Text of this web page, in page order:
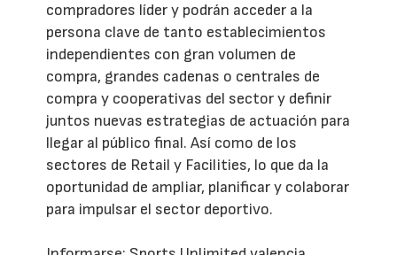
compradores líder y podrán acceder a la
persona clave de tanto establecimientos
independientes con gran volumen de
compra, grandes cadenas o centrales de
compra y cooperativas del sector y definir
juntos nuevas estrategias de actuación para
llegar al público final. Así como de los
sectores de Retail y Facilities, lo que da la
oportunidad de ampliar, planificar y colaborar
para impulsar el sector deportivo.